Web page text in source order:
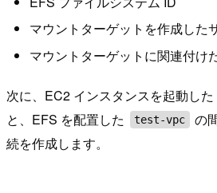
マウントターゲットを作成した
マウントターゲットに関連付け
次に、EC2 インスタンスを起動した
と、EFS を配置した test-vpc
の
続を作成します。